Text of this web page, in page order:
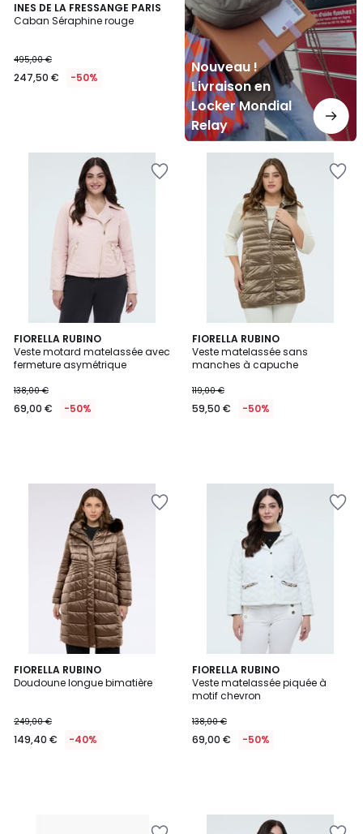
INES DE LA FRESSANGE PARIS
Caban Séraphine rouge
495,00 €
247,50 € -50%
Nouveau !
Livraison en
Locker Mondial
Relay
FIORELLA RUBINO
Veste motard matelassée avec
fermeture asymétrique
138,00 €
69,00 € -50%
FIORELLA RUBINO
Veste matelassée sans
manches à capuche
119,00 €
59,50 € -50%
FIORELLA RUBINO
Doudoune longue bimatière
249,00 €
149,40 € -40%
FIORELLA RUBINO
Veste matelassée piquée à
motif chevron
138,00 €
69,00 € -50%